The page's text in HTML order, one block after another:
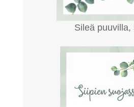
Sileä puuvilla,